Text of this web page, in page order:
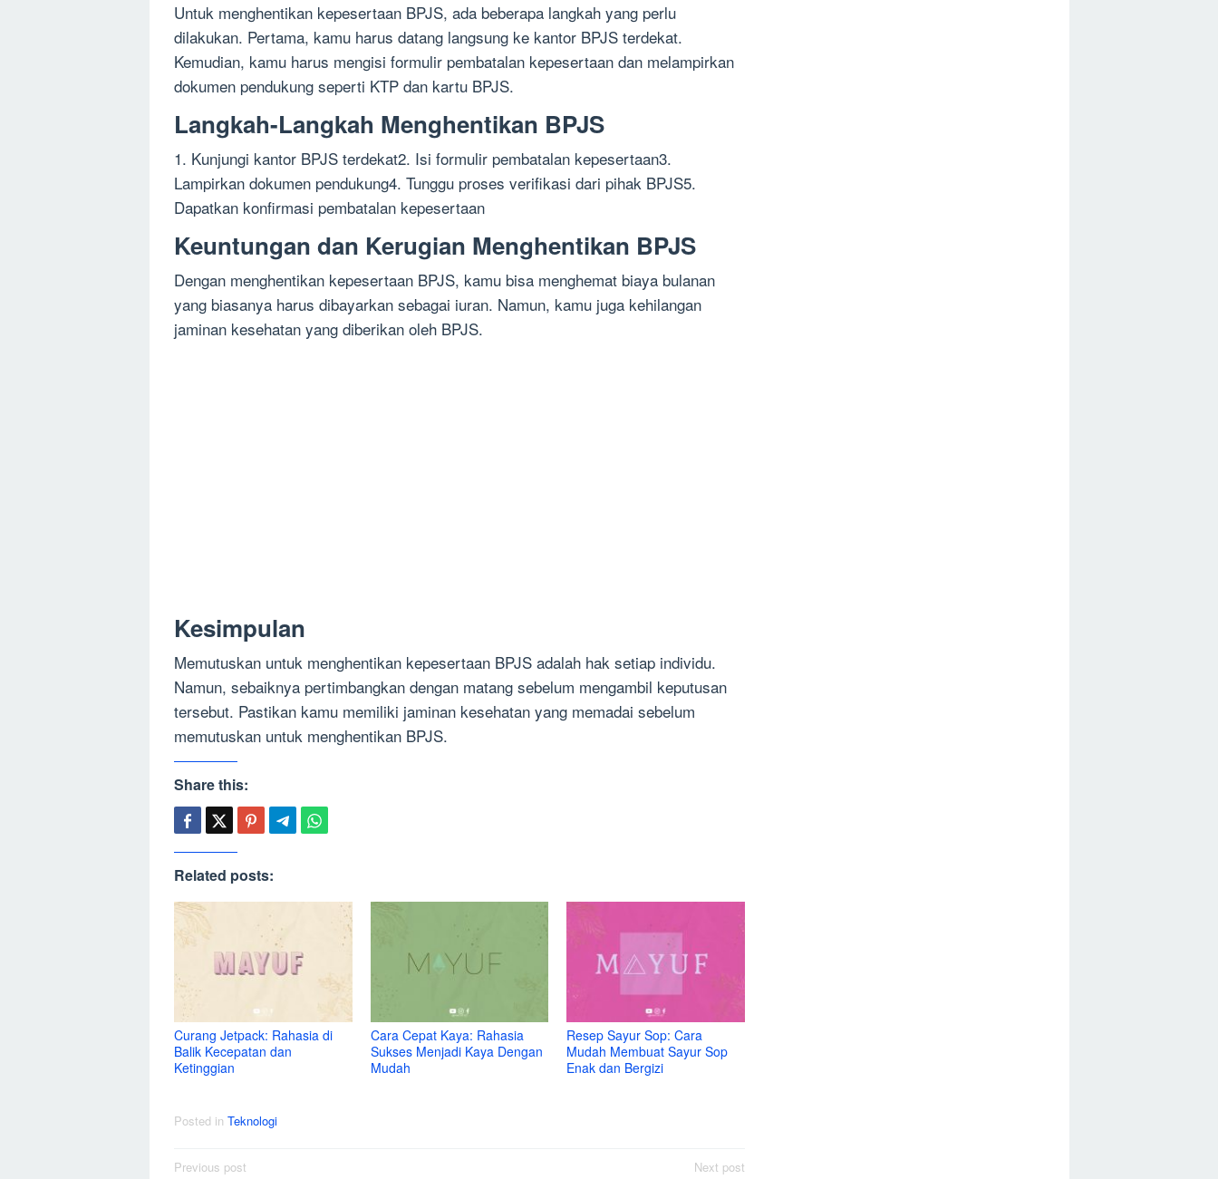
Untuk menghentikan kepesertaan BPJS, ada beberapa langkah yang perlu
dilakukan. Pertama, kamu harus datang langsung ke kantor BPJS terdekat.
Kemudian, kamu harus mengisi formulir pembatalan kepesertaan dan melampirkan
dokumen pendukung seperti KTP dan kartu BPJS.
Langkah-Langkah Menghentikan BPJS
1. Kunjungi kantor BPJS terdekat2. Isi formulir pembatalan kepesertaan3.
Lampirkan dokumen pendukung4. Tunggu proses verifikasi dari pihak BPJS5.
Dapatkan konfirmasi pembatalan kepesertaan
Keuntungan dan Kerugian Menghentikan BPJS
Dengan menghentikan kepesertaan BPJS, kamu bisa menghemat biaya bulanan
yang biasanya harus dibayarkan sebagai iuran. Namun, kamu juga kehilangan
jaminan kesehatan yang diberikan oleh BPJS.
Kesimpulan
Memutuskan untuk menghentikan kepesertaan BPJS adalah hak setiap individu.
Namun, sebaiknya pertimbangkan dengan matang sebelum mengambil keputusan
tersebut. Pastikan kamu memiliki jaminan kesehatan yang memadai sebelum
memutuskan untuk menghentikan BPJS.
Share this:
Related posts:
Curang Jetpack: Rahasia di
Balik Kecepatan dan
Ketinggian
Cara Cepat Kaya: Rahasia
Sukses Menjadi Kaya Dengan
Mudah
Resep Sayur Sop: Cara
Mudah Membuat Sayur Sop
Enak dan Bergizi
Posted in Teknologi
Post
Previous post
Next post